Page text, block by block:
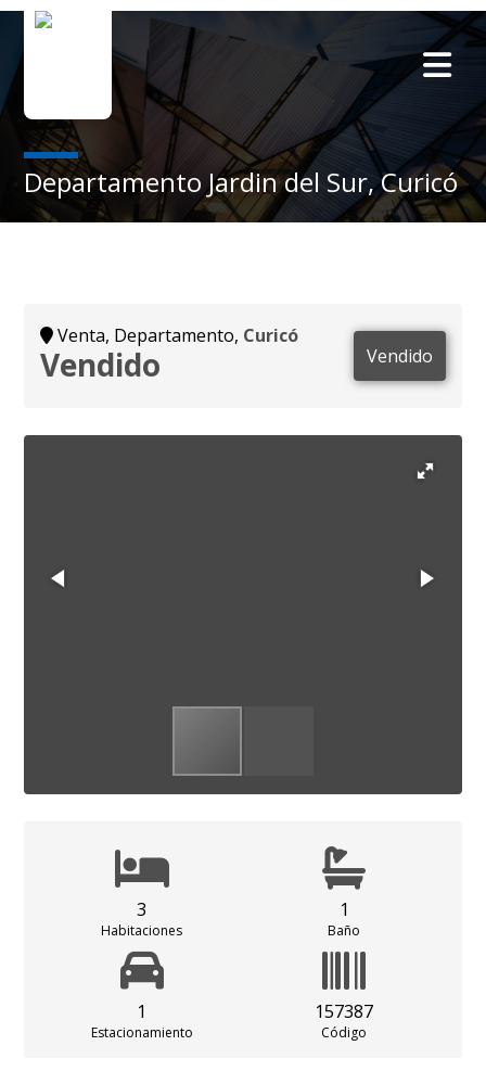
Departamento Jardin del Sur, Curicó
Venta, Departamento, Curicó
Vendido Vendido
3
Habitaciones
1
Baño
1
Estacionamiento
157387
Código